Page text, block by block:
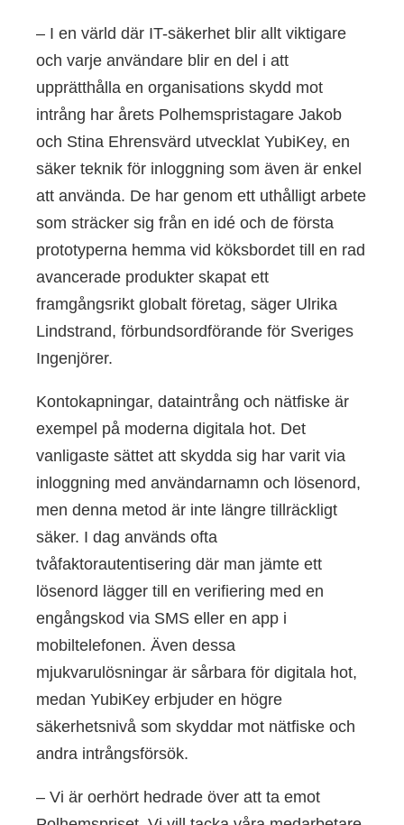
– I en värld där IT-säkerhet blir allt viktigare
och varje användare blir en del i att
upprätthålla en organisations skydd mot
intrång har årets Polhemspristagare Jakob
och Stina Ehrensvärd utvecklat YubiKey, en
säker teknik för inloggning som även är enkel
att använda. De har genom ett uthålligt arbete
som sträcker sig från en idé och de första
prototyperna hemma vid köksbordet till en rad
avancerade produkter skapat ett
framgångsrikt globalt företag, säger Ulrika
Lindstrand, förbundsordförande för Sveriges
Ingenjörer.
Kontokapningar, dataintrång och nätfiske är
exempel på moderna digitala hot. Det
vanligaste sättet att skydda sig har varit via
inloggning med användarnamn och lösenord,
men denna metod är inte längre tillräckligt
säker. I dag används ofta
tvåfaktorautentisering där man jämte ett
lösenord lägger till en verifiering med en
engångskod via SMS eller en app i
mobiltelefonen. Även dessa
mjukvarulösningar är sårbara för digitala hot,
medan YubiKey erbjuder en högre
säkerhetsnivå som skyddar mot nätfiske och
andra intrångsförsök.
– Vi är oerhört hedrade över att ta emot